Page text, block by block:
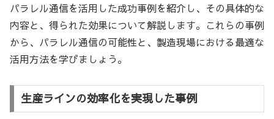
パラレル通信を活用した成功事例を紹介し、その具体的な
内容と、得られた効果について解説します。これらの事例
から、パラレル通信の可能性と、製造現場における最適な
活用方法を学びましょう。
生産ラインの効率化を実現した事例